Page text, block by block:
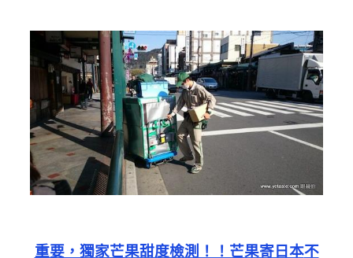
重要，獨家芒果甜度檢測！！芒果寄日本不